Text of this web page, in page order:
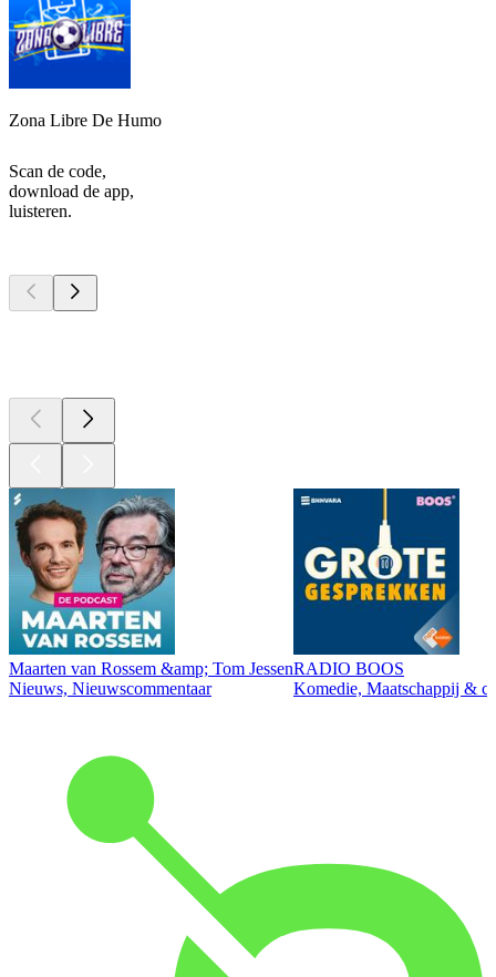
Zona Libre De Humo
Scan de code,
download de app,
luisteren.
Maarten van Rossem &amp; Tom Jessen
Nieuws, Nieuwscommentaar
RADIO BOOS
Komedie, Maatschappij &